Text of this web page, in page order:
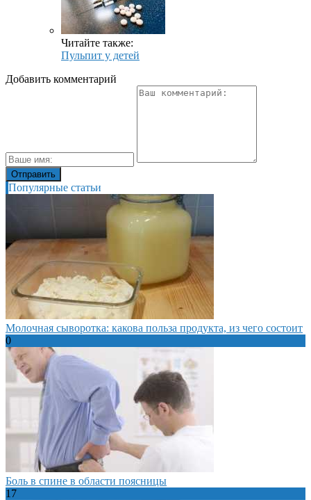
Читайте также:
Пульпит у детей
Добавить комментарий
Популярные статьи
Молочная сыворотка: какова польза продукта, из чего состоит
0
Боль в спине в области поясницы
17